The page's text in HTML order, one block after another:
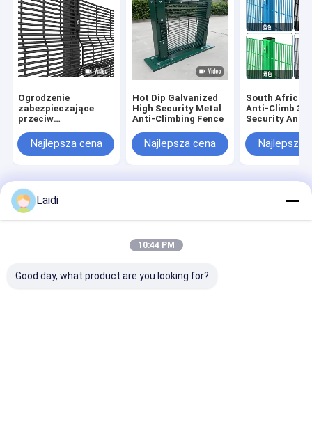
Ogrodzenie
zabezpieczające
przeciw
Najlepsza cena
Hot Dip Galvanized
High Security Metal
Anti-Climbing Fence
Najlepsza cena
South Africa
Anti-Climb
Security Anti
Najlepsza
Dom
Chinach.Copyright © 2026 Anping Laidi Wire Mesh Products Co.,
Ltd.. All Rights Reserved.
Laidi
10:44 PM
Good day, what product are you looking for?